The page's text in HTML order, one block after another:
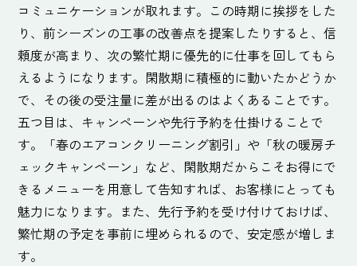
コミュニケーションが取れます。この時期に挨拶をした
り、前シーズンの工事の改善点を提案したりすると、信
頼度が高まり、次の繁忙期に優先的に仕事を回してもら
えるようになります。閑散期に積極的に動いたかどうか
で、その後の受注量に差が出るのはよくあることです。
五つ目は、キャンペーンや先行予約を仕掛けることで
す。「春のエアコンクリーニング割引」や「秋の暖房チ
ェックキャンペーン」など、閑散期だからこそお得にで
きるメニューを用意して告知すれば、お客様にとっても
魅力になります。また、先行予約を受け付けておけば、
繁忙期の予定を事前に埋められるので、安定感が増しま
す。